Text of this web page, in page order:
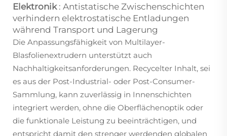
Elektronik : Antistatische Zwischenschichten
verhindern elektrostatische Entladungen
während Transport und Lagerung
Die Anpassungsfähigkeit von Multilayer-
Blasfolienextrudern unterstützt auch
Nachhaltigkeitsanforderungen. Recycelter Inhalt, sei
es aus der Post-Industrial- oder Post-Consumer-
Sammlung, kann zuverlässig in Innenschichten
integriert werden, ohne die Oberflächenoptik oder
die funktionale Leistung zu beeinträchtigen, und
entspricht damit den strenger werdenden globalen